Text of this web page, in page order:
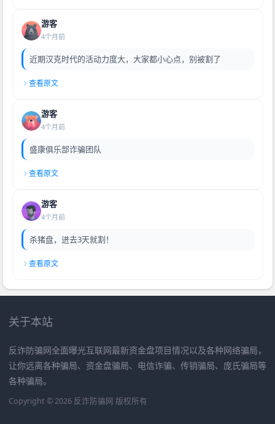
游客
4个月前
近期汉克时代的活动力度大，大家都小心点，别被割了
查看原文
游客
4个月前
盛康俱乐部诈骗团队
查看原文
游客
4个月前
杀猪盘，进去3天就割！
查看原文
关于本站
反诈防骗网全面曝光互联网最新资金盘项目情况以及各种网络骗局，
让你远离各种骗局、资金盘骗局、电信诈骗、传销骗局、庞氏骗局等
各种骗局。
Copyright © 2026 反诈防骗网 版权所有